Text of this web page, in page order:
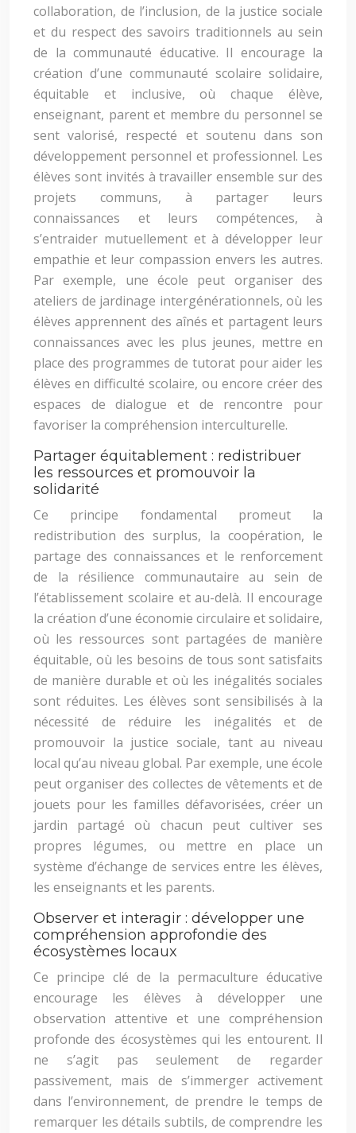
collaboration, de l’inclusion, de la justice sociale
et du respect des savoirs traditionnels au sein
de la communauté éducative. Il encourage la
création d’une communauté scolaire solidaire,
équitable et inclusive, où chaque élève,
enseignant, parent et membre du personnel se
sent valorisé, respecté et soutenu dans son
développement personnel et professionnel. Les
élèves sont invités à travailler ensemble sur des
projets communs, à partager leurs
connaissances et leurs compétences, à
s’entraider mutuellement et à développer leur
empathie et leur compassion envers les autres.
Par exemple, une école peut organiser des
ateliers de jardinage intergénérationnels, où les
élèves apprennent des aînés et partagent leurs
connaissances avec les plus jeunes, mettre en
place des programmes de tutorat pour aider les
élèves en difficulté scolaire, ou encore créer des
espaces de dialogue et de rencontre pour
favoriser la compréhension interculturelle.
Partager équitablement : redistribuer
les ressources et promouvoir la
solidarité
Ce principe fondamental promeut la
redistribution des surplus, la coopération, le
partage des connaissances et le renforcement
de la résilience communautaire au sein de
l’établissement scolaire et au-delà. Il encourage
la création d’une économie circulaire et solidaire,
où les ressources sont partagées de manière
équitable, où les besoins de tous sont satisfaits
de manière durable et où les inégalités sociales
sont réduites. Les élèves sont sensibilisés à la
nécessité de réduire les inégalités et de
promouvoir la justice sociale, tant au niveau
local qu’au niveau global. Par exemple, une école
peut organiser des collectes de vêtements et de
jouets pour les familles défavorisées, créer un
jardin partagé où chacun peut cultiver ses
propres légumes, ou mettre en place un
système d’échange de services entre les élèves,
les enseignants et les parents.
Observer et interagir : développer une
compréhension approfondie des
écosystèmes locaux
Ce principe clé de la permaculture éducative
encourage les élèves à développer une
observation attentive et une compréhension
profonde des écosystèmes qui les entourent. Il
ne s’agit pas seulement de regarder
passivement, mais de s’immerger activement
dans l’environnement, de prendre le temps de
remarquer les détails subtils, de comprendre les